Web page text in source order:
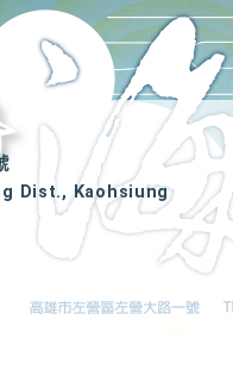
Dist., Kaohsiung